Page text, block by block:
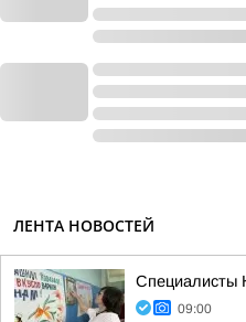
ЛЕНТА НОВОСТЕЙ
Специалисты
09:00